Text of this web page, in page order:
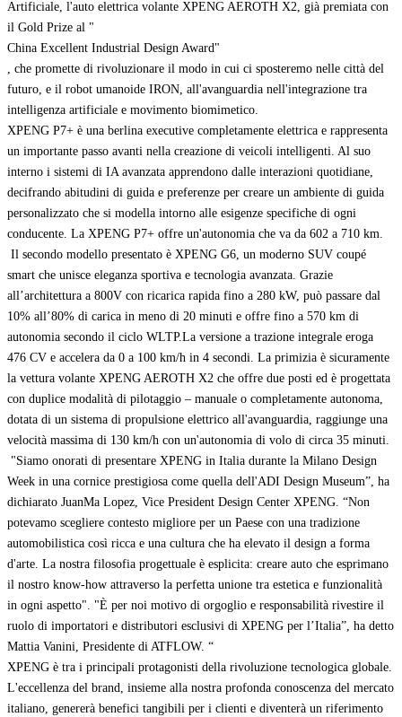
Artificiale, l'auto elettrica volante XPENG AEROTH X2, già premiata con
il Gold Prize al "
China Excellent Industrial Design Award"
, che promette di rivoluzionare il modo in cui ci sposteremo nelle città del
futuro, e il robot umanoide IRON, all'avanguardia nell'integrazione tra
intelligenza artificiale e movimento biomimetico.
XPENG P7+ è una berlina executive completamente elettrica e rappresenta
un importante passo avanti nella creazione di veicoli intelligenti. Al suo
interno i sistemi di IA avanzata apprendono dalle interazioni quotidiane,
decifrando abitudini di guida e preferenze per creare un ambiente di guida
personalizzato che si modella intorno alle esigenze specifiche di ogni
conducente. La XPENG P7+ offre un'autonomia che va da 602 a 710 km.
Il secondo modello presentato è XPENG G6, un moderno SUV coupé
smart che unisce eleganza sportiva e tecnologia avanzata. Grazie
all’architettura a 800V con ricarica rapida fino a 280 kW, può passare dal
10% all’80% di carica in meno di 20 minuti e offre fino a 570 km di
autonomia secondo il ciclo WLTP.La versione a trazione integrale eroga
476 CV e accelera da 0 a 100 km/h in 4 secondi. La primizia è sicuramente
la vettura volante XPENG AEROTH X2 che offre due posti ed è progettata
con duplice modalità di pilotaggio – manuale o completamente autonoma,
dotata di un sistema di propulsione elettrico all'avanguardia, raggiunge una
velocità massima di 130 km/h con un'autonomia di volo di circa 35 minuti.
"Siamo onorati di presentare XPENG in Italia durante la Milano Design
Week in una cornice prestigiosa come quella dell'ADI Design Museum”, ha
dichiarato JuanMa Lopez, Vice President Design Center XPENG. “Non
potevamo scegliere contesto migliore per un Paese con una tradizione
automobilistica così ricca e una cultura che ha elevato il design a forma
d'arte. La nostra filosofia progettuale è esplicita: creare auto che esprimano
il nostro know-how attraverso la perfetta unione tra estetica e funzionalità
in ogni aspetto". "È per noi motivo di orgoglio e responsabilità rivestire il
ruolo di importatori e distributori esclusivi di XPENG per l’Italia”, ha detto
Mattia Vanini, Presidente di ATFLOW. “
XPENG è tra i principali protagonisti della rivoluzione tecnologica globale.
L'eccellenza del brand, insieme alla nostra profonda conoscenza del mercato
italiano, genererà benefici tangibili per i clienti e diventerà un riferimento